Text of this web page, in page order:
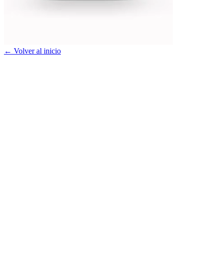
← Volver al inicio